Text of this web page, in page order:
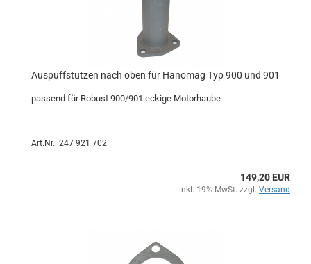
Auspuffstutzen nach oben für Hanomag Typ 900 und 901
passend für Robust 900/901 eckige Motorhaube
Art.Nr.: 247 921 702
149,20 EUR
inkl. 19% MwSt. zzgl. Versand